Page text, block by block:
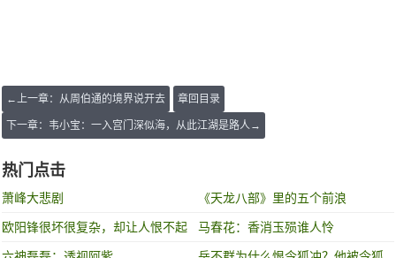
←上一章：从周伯通的境界说开去 章回目录
下一章：韦小宝：一入宫门深似海，从此江湖是路人→
热门点击
萧峰大悲剧 《天龙八部》里的五个前浪
欧阳锋很坏很复杂，却让人恨不起
马春花：香消玉殒谁人怜